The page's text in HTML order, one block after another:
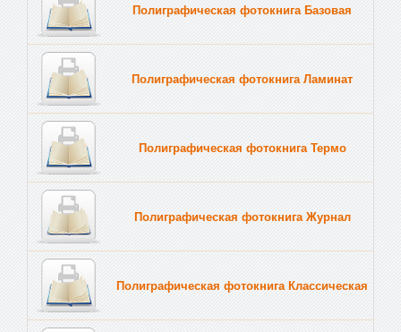
Полиграфическая фотокнига Базовая
Полиграфическая фотокнига Ламинат
Полиграфическая фотокнига Термо
Полиграфическая фотокнига Журнал
Полиграфическая фотокнига Классическая